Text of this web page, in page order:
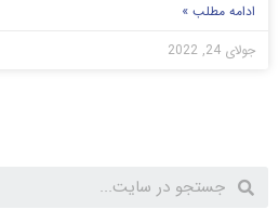
ادامه مطلب »
جولای 24, 2022